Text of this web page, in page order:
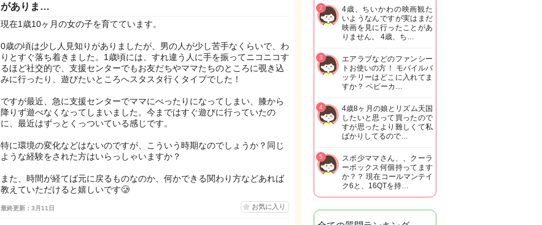
がありま…
現在1歳10ヶ月の女の子を育てています。
0歳の頃は少し人見知りがありましたが、男の人が少し苦手なくらいで、わ
りとすぐ落ち着きました。1歳頃には、すれ違う人に手を振ってニコニコす
るほど社交的で、支援センターでもお友だちやママたちのところに覗き込
みに行ったり、遊びたいところへスタスタ行くタイプでした！
ですが最近、急に支援センターでママにべったりになってしまい、膝から
降りず遊べなくなってしまいました。今まではすぐ遊びに行っていたの
に、最近はずっとくっついている感じです。
特に環境の変化などはないのですが、こういう時期なのでしょうか？同じ
ような経験をされた方はいらっしゃいますか？
また、時間が経てば元に戻るものなのか、何かできる関わり方などあれば
教えていただけると嬉しいです🥲
最終更新：3月11日 お気に入り
4歳、ちいかわの映画観た
いようなんですが実はまだ
映画を見に行ったことがあ
りません。 4歳、ち…
2
エアラブなどのファンシー
トお使いの方！ モバイルバ
ッテリーはどこに入れてま
すか？ ベビーカ…
3
4歳8ヶ月の娘とリズム天国
したいと思って買ったので
すが思ったより難しくて私
ばかりしてるので…
4
スポ少ママさん、、クーラ
ーボックス何個持ってます
か？？ 現在コールマンテイ
ク6と、16QTを持…
5